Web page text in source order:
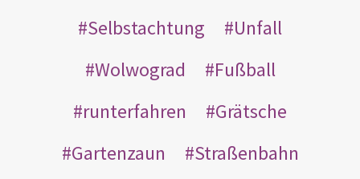
Selbstachtung
Unfall
Wolwograd
Fußball
runterfahren
Grätsche
Gartenzaun
Straßenbahn